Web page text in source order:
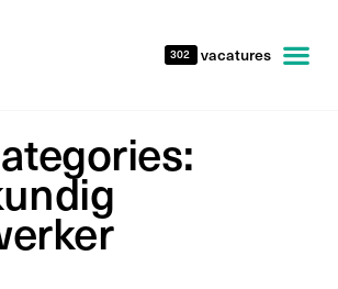
302 vacatures